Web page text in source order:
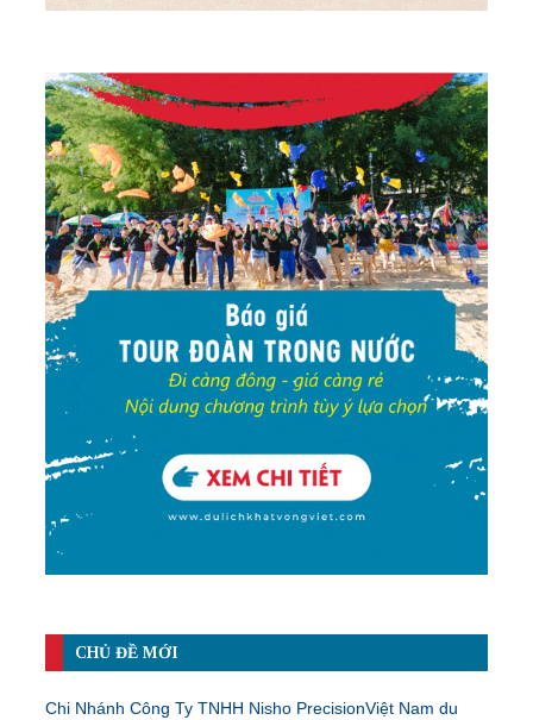
CHỦ ĐỀ MỚI
Chi Nhánh Công Ty TNHH Nisho PrecisionViệt Nam du